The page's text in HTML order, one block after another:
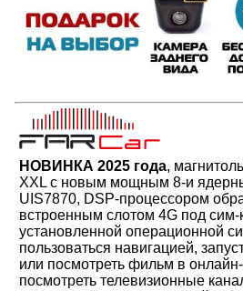
НОВИНКА 2025 года,
XXL с новым мощным 8-и
UIS7870, DSP-процессором
встроенным слотом 4G под сим-
установленной операционной
пользоваться навигацией,
или посмотреть фильм в
посмотреть телевизионные